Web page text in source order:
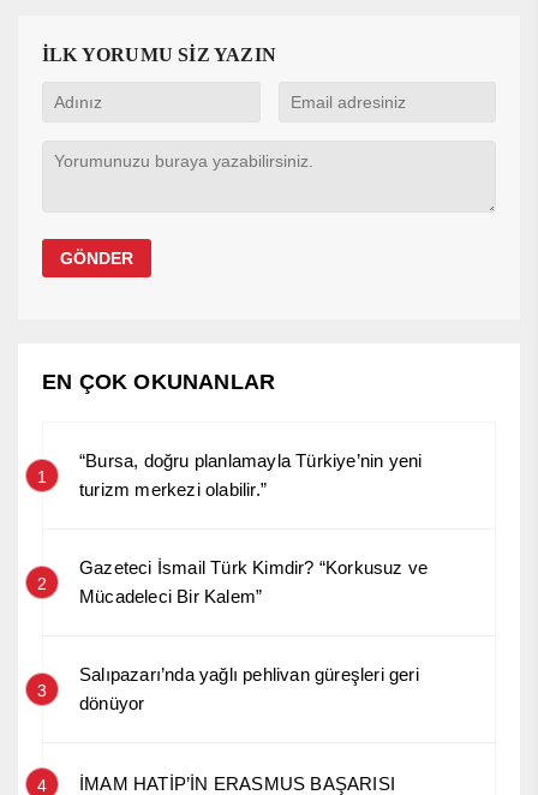
İLK YORUMU SİZ YAZIN
EN ÇOK OKUNANLAR
1
“Bursa, doğru planlamayla Türkiye’nin yeni
turizm merkezi olabilir.”
2
Gazeteci İsmail Türk Kimdir? “Korkusuz ve
Mücadeleci Bir Kalem”
3
Salıpazarı’nda yağlı pehlivan güreşleri geri
dönüyor
4 İMAM HATİP’İN ERASMUS BAŞARISI